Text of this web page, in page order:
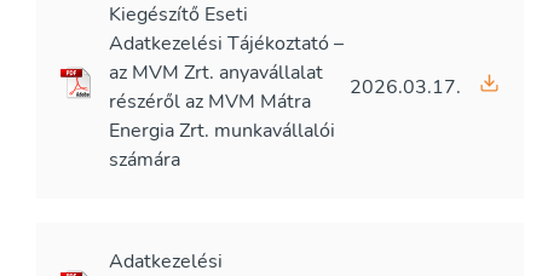
Kiegészítő Eseti
Adatkezelési Tájékoztató –
az MVM Zrt. anyavállalat
részéről az MVM Mátra
Energia Zrt. munkavállalói
számára
2026.03.17.
Adatkezelési